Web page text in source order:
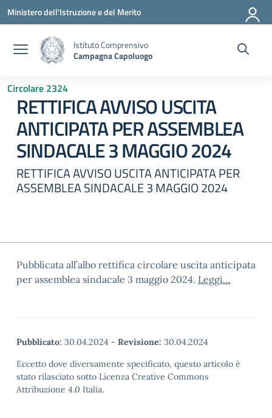
Vai ai contenuti
Vai al menu di navigazione
Vai al footer
Ministero dell'Istruzione e del Merito
Istituto Comprensivo
Campagna Capoluogo
Circolare 2324
RETTIFICA AVVISO USCITA
ANTICIPATA PER ASSEMBLEA
SINDACALE 3 MAGGIO 2024
RETTIFICA AVVISO USCITA ANTICIPATA PER
ASSEMBLEA SINDACALE 3 MAGGIO 2024
Pubblicata all’albo rettifica circolare uscita anticipata
per assemblea sindacale 3 maggio 2024. Leggi…
Pubblicato: 30.04.2024 - Revisione: 30.04.2024
Eccetto dove diversamente specificato, questo articolo è
stato rilasciato sotto Licenza Creative Commons
Attribuzione 4.0 Italia.